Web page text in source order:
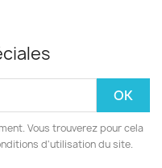
Vous trouverez pour cela
d'utilisation du site.